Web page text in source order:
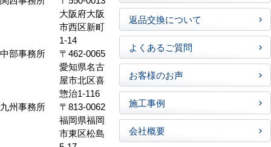
大阪府大阪
市西区新町
1-14
中部事務所
〒462-0065
愛知県名古
屋市北区喜
惣治1-116
九州事務所
〒813-0062
福岡県福岡
市東区松島
返品交換について
よくあるご質問
お客様のお声
施工事例
会社概要